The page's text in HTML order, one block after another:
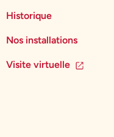
Historique
Nos installations
Visite virtuelle